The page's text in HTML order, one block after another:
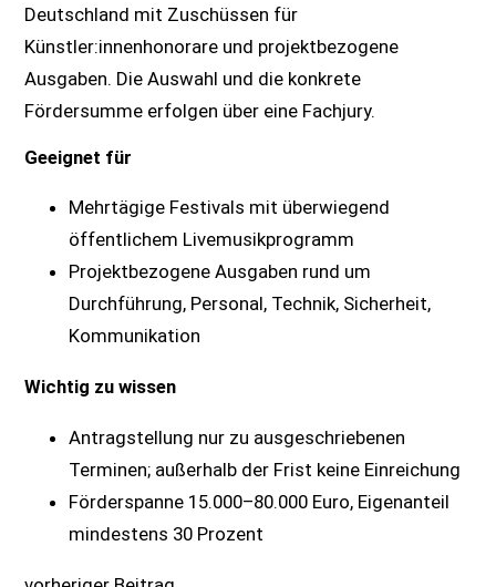
Deutschland mit Zuschüssen für
Künstler:innenhonorare und projektbezogene
Ausgaben. Die Auswahl und die konkrete
Fördersumme erfolgen über eine Fachjury.
Geeignet für
Mehrtägige Festivals mit überwiegend
öffentlichem Livemusikprogramm
Projektbezogene Ausgaben rund um
Durchführung, Personal, Technik, Sicherheit,
Kommunikation
Wichtig zu wissen
Antragstellung nur zu ausgeschriebenen
Terminen; außerhalb der Frist keine Einreichung
Förderspanne 15.000–80.000 Euro, Eigenanteil
mindestens 30 Prozent